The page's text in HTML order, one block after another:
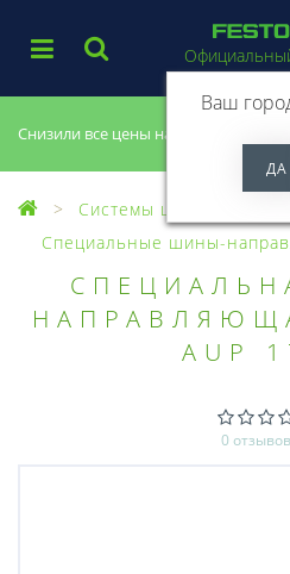
Снизили все цены на 20%, успей
Ваш
Системы шин-
Специальные шины-
AUP
0 отзывов